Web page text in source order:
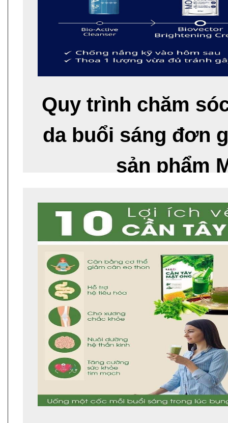
Quy trình chăm
da buổi sáng đơn
sản phẩm